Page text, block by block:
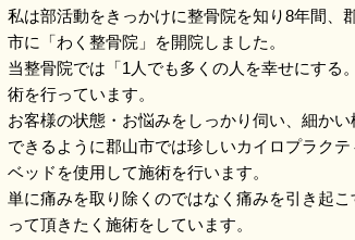
私は部活動をきっかけに整骨院を知り8年間、
市に「わく整骨院」を開院しました。
当整骨院では「1人でも多くの人を幸せにする
術を行っています。
お客様の状態・お悩みをしっかり伺い、細か
できるように郡山市では珍しいカイロプラク
ベッドを使用して施術を行います。
単に痛みを取り除くのではなく痛みを引き起
って頂きたく施術をしています。